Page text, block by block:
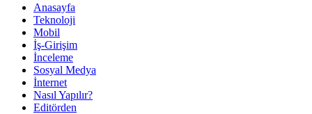
Anasayfa
Teknoloji
Mobil
İş-Girişim
İnceleme
Sosyal Medya
İnternet
Nasıl Yapılır?
Editörden